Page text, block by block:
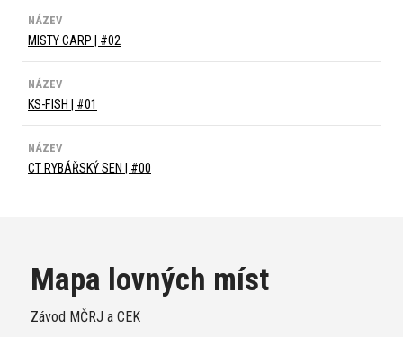
NÁZEV
MISTY CARP | #02
NÁZEV
KS-FISH | #01
NÁZEV
CT RYBÁŘSKÝ SEN | #00
Mapa lovných míst
Závod MČRJ a CEK